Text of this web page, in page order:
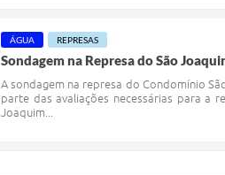
ÁGUA REPRESAS
Sondagem na Represa do São
A sondagem na represa do Condomínio
parte das avaliações necessárias para a
Joaquim...